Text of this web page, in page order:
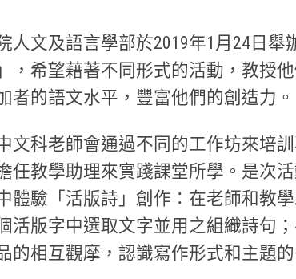
人文及語言學部於2019年1月24日舉
，希望藉著不同形式的活動，教授
者的語文水平，豐富他們的創造力。
文科老師會通過不同的工作坊來培
任教學助理來實踐課堂所學。是次
體驗「活版詩」創作：在老師和教
活版字中選取文字並用之組織詩句
的相互觀摩，認識寫作形式和主題